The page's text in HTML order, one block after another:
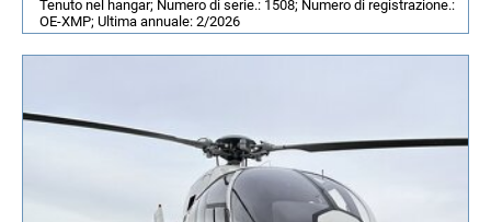
Tenuto nel hangar; Numero di serie.: 1508; Numero di registrazione.:
OE-XMP; Ultima annuale: 2/2026